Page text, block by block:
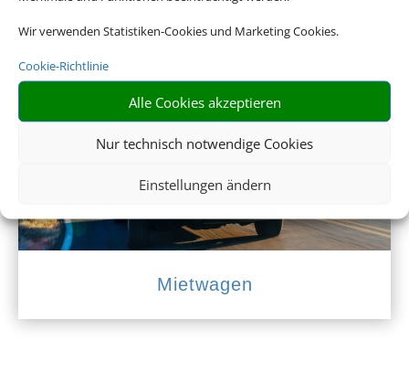
Wir verwenden Statistiken-Cookies und Marketing Cookies.
Cookie-Richtlinie
Alle Cookies akzeptieren
Nur technisch notwendige Cookies
Einstellungen ändern
Empfehlungen für Ihre Reise
Sinnvolle Extras, die oft dazu gebucht werden.
Mietwagen